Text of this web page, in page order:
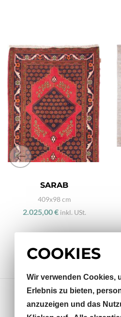
SARAB
409x98 cm
2.025,00 € inkl. USt.
COOKIES
Wir verwenden Cookies,
Erlebnis zu bieten,
anzuzeigen und das